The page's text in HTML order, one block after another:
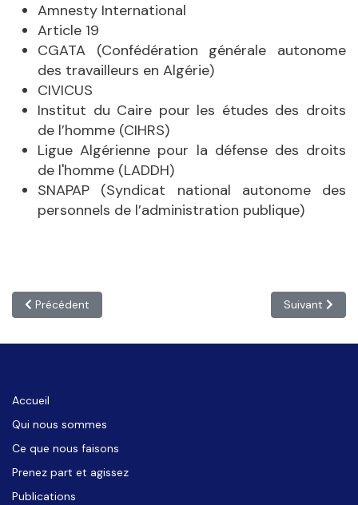
Amnesty International
Article 19
CGATA (Confédération générale autonome
des travailleurs en Algérie)
CIVICUS
Institut du Caire pour les études des droits
de l’homme (CIHRS)
Ligue Algérienne pour la défense des droits
de l'homme (LADDH)
SNAPAP (Syndicat national autonome des
personnels de l’administration publique)
Article précédent : Myanmar: des activistes emprisonnés
Précédent Article
Suivant
Accueil
Qui nous sommes
Ce que nous faisons
Prenez part et agissez
Publications